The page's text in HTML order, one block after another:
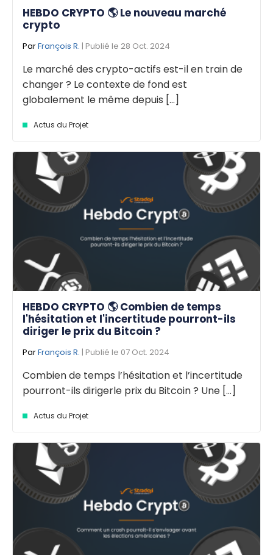
HEBDO CRYPTO 🌎 Le nouveau marché
crypto
ParFrançois R. | Publié le 28 Oct. 2024
Le marché des crypto-actifs est-il en train de
changer ? Le contexte de fond est
globalement le même depuis [...]
Actus du Projet
HEBDO CRYPTO 🌎 Combien de temps
l'hésitation et l'incertitude pourront-ils
diriger le prix du Bitcoin ?
ParFrançois R. | Publié le 07 Oct. 2024
Combien de temps l’hésitation et l’incertitude
pourront-ils dirigerle prix du Bitcoin ? Une [...]
Actus du Projet